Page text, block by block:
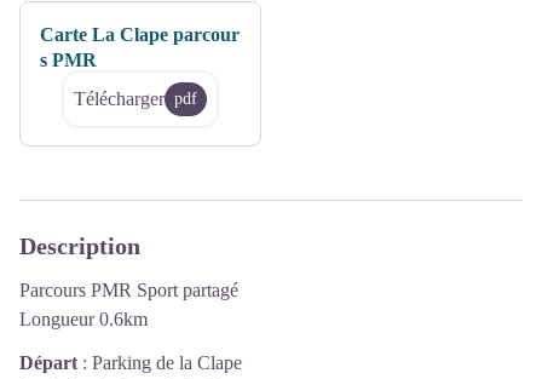
Carte La Clape parcour
s PMR
Télécharger pdf
Description
Parcours PMR Sport partagé
Longueur 0.6km
Départ : Parking de la Clape